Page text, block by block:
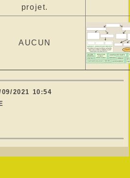
projet.
AUCUN
09/2021 10:54